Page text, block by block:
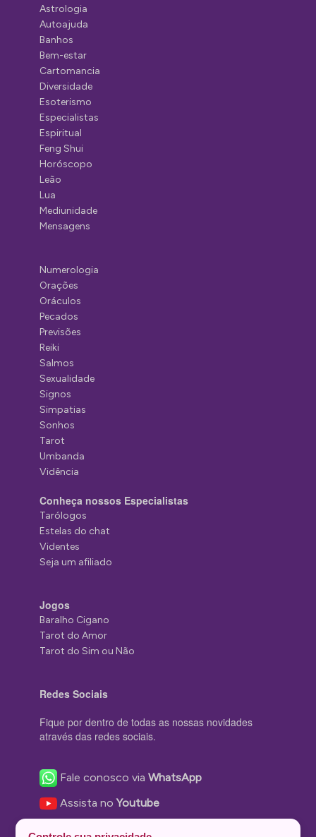
Astrologia
Autoajuda
Banhos
Bem-estar
Cartomancia
Diversidade
Esoterismo
Especialistas
Espiritual
Feng Shui
Horóscopo
Leão
Lua
Mediunidade
Mensagens
Numerologia
Orações
Oráculos
Pecados
Previsões
Reiki
Salmos
Sexualidade
Signos
Simpatias
Sonhos
Tarot
Umbanda
Vidência
Conheça nossos Especialistas
Tarólogos
Estelas do chat
Videntes
Seja um afiliado
Jogos
Baralho Cigano
Tarot do Amor
Tarot do Sim ou Não
Redes Sociais
Fique por dentro de todas as nossas novidades
através das redes sociais.
Fale conosco viaWhatsApp
Assista noYoutube